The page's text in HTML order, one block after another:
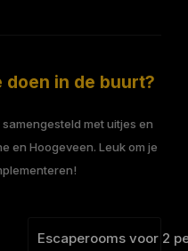
doen in de buurt?
met uitjes en
en Hoogeveen. Leuk om je
Escaperooms voor 2